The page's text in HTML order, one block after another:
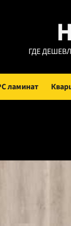
ГДЕ
ламинат